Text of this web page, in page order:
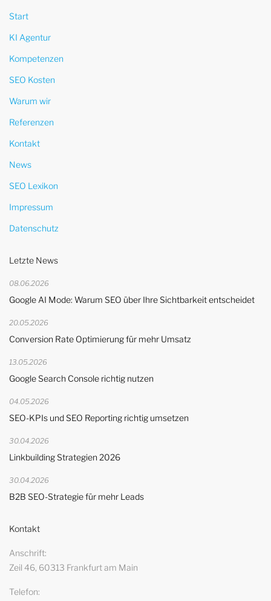
Start
KI Agentur
Kompetenzen
SEO Kosten
Warum wir
Referenzen
Kontakt
News
SEO Lexikon
Impressum
Datenschutz
Letzte News
08.06.2026
Google AI Mode: Warum SEO über Ihre Sichtbarkeit entscheidet
20.05.2026
Conversion Rate Optimierung für mehr Umsatz
13.05.2026
Google Search Console richtig nutzen
04.05.2026
SEO-KPIs und SEO Reporting richtig umsetzen
30.04.2026
Linkbuilding Strategien 2026
30.04.2026
B2B SEO-Strategie für mehr Leads
Kontakt
Anschrift
Zeil 46, 60313 Frankfurt am Main
Telefon